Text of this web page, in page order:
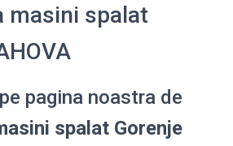
masini spalat
pagina noastra de
spalat Gorenje